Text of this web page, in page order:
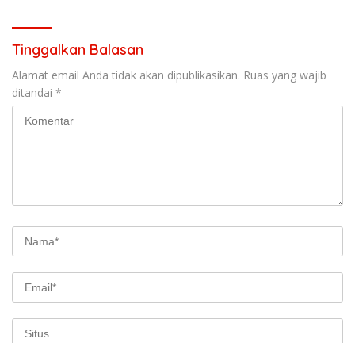
Tinggalkan Balasan
Alamat email Anda tidak akan dipublikasikan. Ruas yang wajib
ditandai *